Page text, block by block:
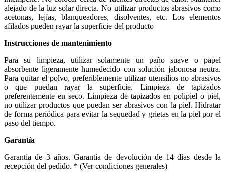
alejado de la luz solar directa. No utilizar productos abrasivos como
acetonas, lejías, blanqueadores, disolventes, etc. Los elementos
afilados pueden rayar la superficie del producto
Instrucciones de mantenimiento
Para su limpieza, utilizar solamente un paño suave o papel
absorbente ligeramente humedecido con solución jabonosa neutra.
Para quitar el polvo, preferiblemente utilizar utensilios no abrasivos
o que puedan rayar la superficie. Limpieza de tapizados
preferentemente en seco. Limpieza de tapizados en polipiel o piel,
no utilizar productos que puedan ser abrasivos con la piel. Hidratar
de forma periódica para evitar la sequedad y grietas en la piel por el
paso del tiempo.
Garantía
Garantia de 3 años. Garantía de devolución de 14 días desde la
recepción del pedido. * (Ver condiciones generales)